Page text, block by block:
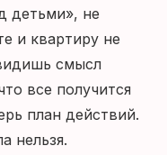
детьми», не
и квартиру не
смысл
все получится
план действий.
нельзя.